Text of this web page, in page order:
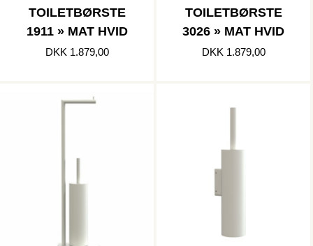
TOILETBØRSTE
1911 » MAT HVID
DKK 1.879,00
TOILETBØRSTE
3026 » MAT HVID
DKK 1.879,00